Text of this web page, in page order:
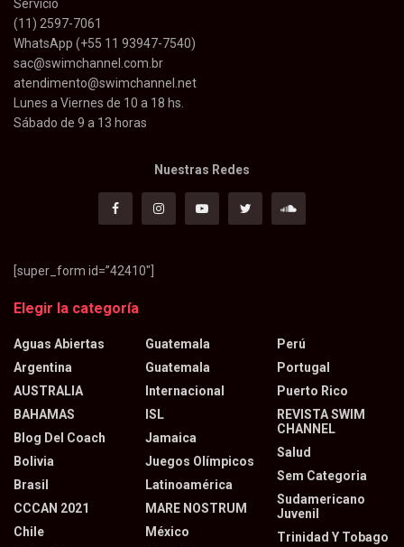
Servicio
(11) 2597-7061
WhatsApp (+55 11 93947-7540)
sac@swimchannel.com.br
atendimento@swimchannel.net
Lunes a Viernes de 10 a 18 hs.
Sábado de 9 a 13 horas
Nuestras Redes
[super_form id=”42410″]
Elegir la categoría
Aguas Abiertas
Argentina
AUSTRALIA
BAHAMAS
Blog Del Coach
Bolivia
Brasil
CCCAN 2021
Chile
Guatemala
Guatemala
Internacional
ISL
Jamaica
Juegos Olímpicos
Latinoamérica
MARE NOSTRUM
México
Perú
Portugal
Puerto Rico
REVISTA SWIM
CHANNEL
Salud
Sem Categoria
Sudamericano
Juvenil
Trinidad Y Tobago